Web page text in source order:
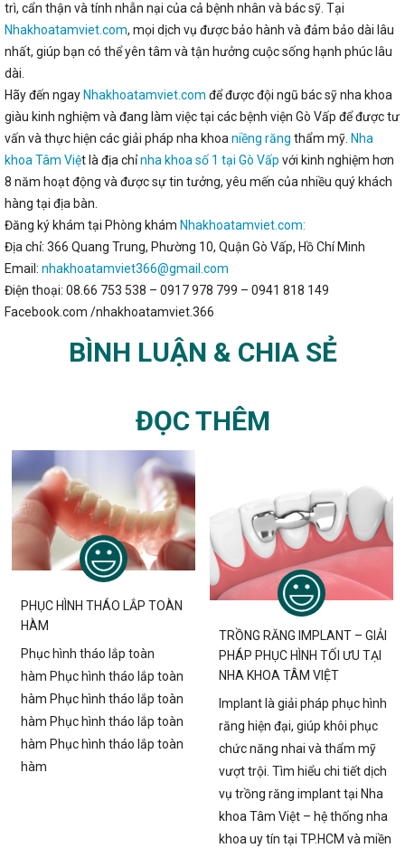
trì, cẩn thận và tính nhẫn nại của cả bệnh nhân và bác sỹ. Tại
Nhakhoatamviet.com, mọi dịch vụ được bảo hành và đảm bảo dài lâu
nhất, giúp bạn có thể yên tâm và tận hưởng cuộc sống hạnh phúc lâu
dài.
Hãy đến ngay Nhakhoatamviet.com để được đội ngũ bác sỹ nha khoa
giàu kinh nghiệm và đang làm việc tại các bệnh viện Gò Vấp để được tư
vấn và thực hiện các giải pháp nha khoa niềng răng thẩm mỹ. Nha
khoa Tâm Việt là địa chỉnha khoa số 1 tại Gò Vấp với kinh nghiệm hơn
8 năm hoạt động và được sự tin tưởng, yêu mến của nhiều quý khách
hàng tại địa bàn.
Đăng ký khám tại Phòng khám Nhakhoatamviet.com:
Địa chỉ: 366 Quang Trung, Phường 10, Quận Gò Vấp, Hồ Chí Minh
Email: nhakhoatamviet366@gmail.com
Điện thoại: 08.66 753 538 – 0917 978 799 – 0941 818 149
Facebook.com /nhakhoatamviet.366
BÌNH LUẬN & CHIA SẺ
ĐỌC THÊM
PHỤC HÌNH THÁO LẮP TOÀN
HÀM
Phục hình tháo lắp toàn
hàm Phục hình tháo lắp toàn
hàm Phục hình tháo lắp toàn
hàm Phục hình tháo lắp toàn
hàm Phục hình tháo lắp toàn
hàm
TRỒNG RĂNG IMPLANT – GIẢI
PHÁP PHỤC HÌNH TỐI ƯU TẠI
NHA KHOA TÂM VIỆT
Implant là giải pháp phục hình
răng hiện đại, giúp khôi phục
chức năng nhai và thẩm mỹ
vượt trội. Tìm hiểu chi tiết dịch
vụ trồng răng implant tại Nha
khoa Tâm Việt – hệ thống nha
khoa uy tín tại TP.HCM và miền